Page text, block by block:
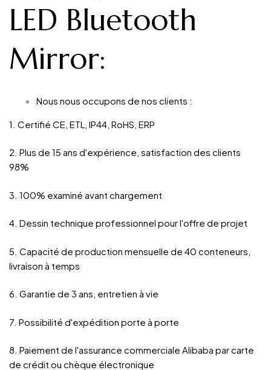
LED Bluetooth
Mirror:
Nous nous occupons de nos clients :
1. Certifié CE, ETL, IP44, RoHS, ERP
2. Plus de 15 ans d'expérience, satisfaction des clients
98%
3. 100% examiné avant chargement
4. Dessin technique professionnel pour l'offre de projet
5. Capacité de production mensuelle de 40 conteneurs,
livraison à temps
6. Garantie de 3 ans, entretien à vie
7. Possibilité d'expédition porte à porte
8. Paiement de l'assurance commerciale Alibaba par carte
de crédit ou chèque électronique